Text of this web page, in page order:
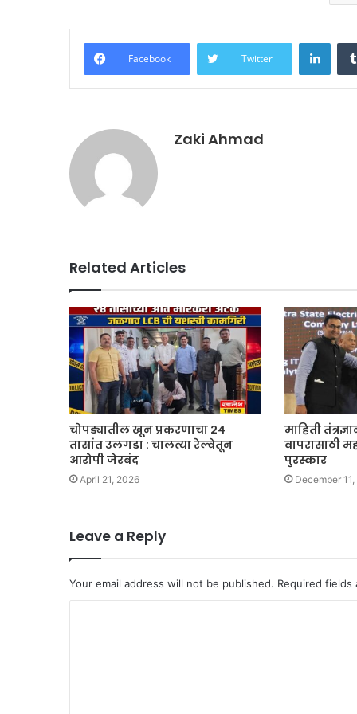
Facebook Twitter
Zaki Ahmad
Related Articles
चोपड्यातील खून प्रकरणाचा २४
तासांत उलगडा : चालत्या रेल्वेतून
आरोपी जेरबंद
April 21, 2026
माहिती
वापरासाठी
पुरस्कार
December
Leave a Reply
Your email address will not be published. Required